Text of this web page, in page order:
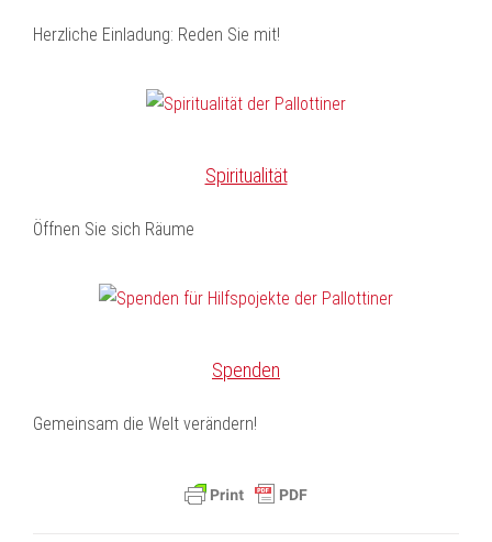
Herzliche Einladung: Reden Sie mit!
Spiritualität
Öffnen Sie sich Räume
Spenden
Gemeinsam die Welt verändern!